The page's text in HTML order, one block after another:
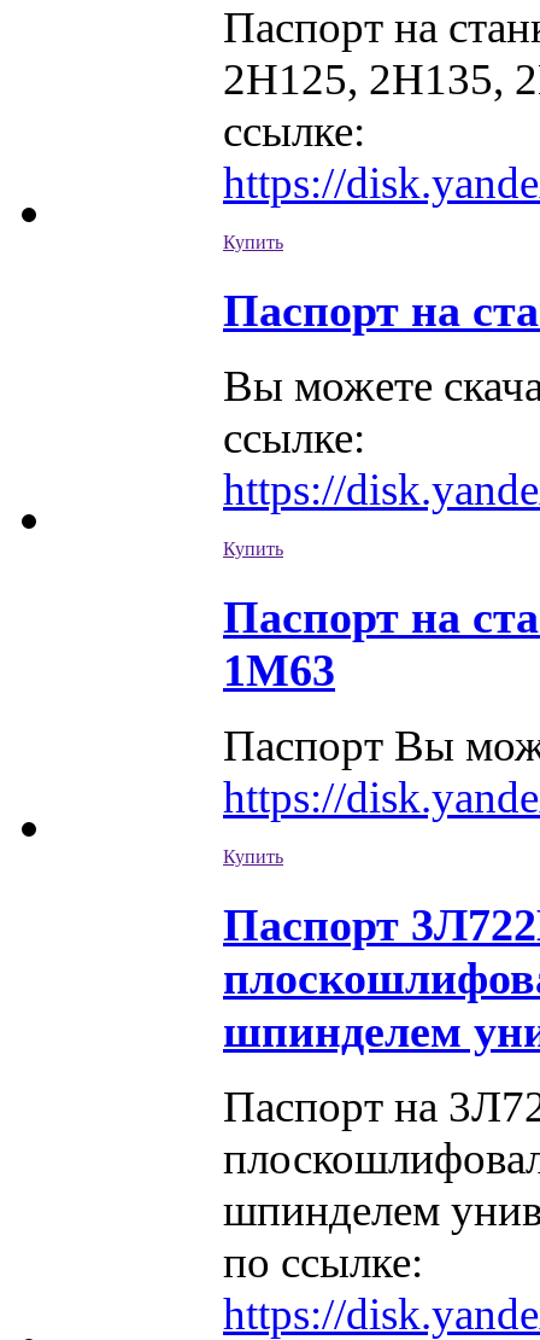
Паспорт на
2Н125, 2Н135,
ссылке:
https://
Купить
Паспорт на
Вы можете
ссылке:
https://
Купить
Паспорт на
1М63
Паспорт Вы
https://
Купить
Паспорт
шпинделем
Паспорт на
шпинделем
по ссылке:
https://